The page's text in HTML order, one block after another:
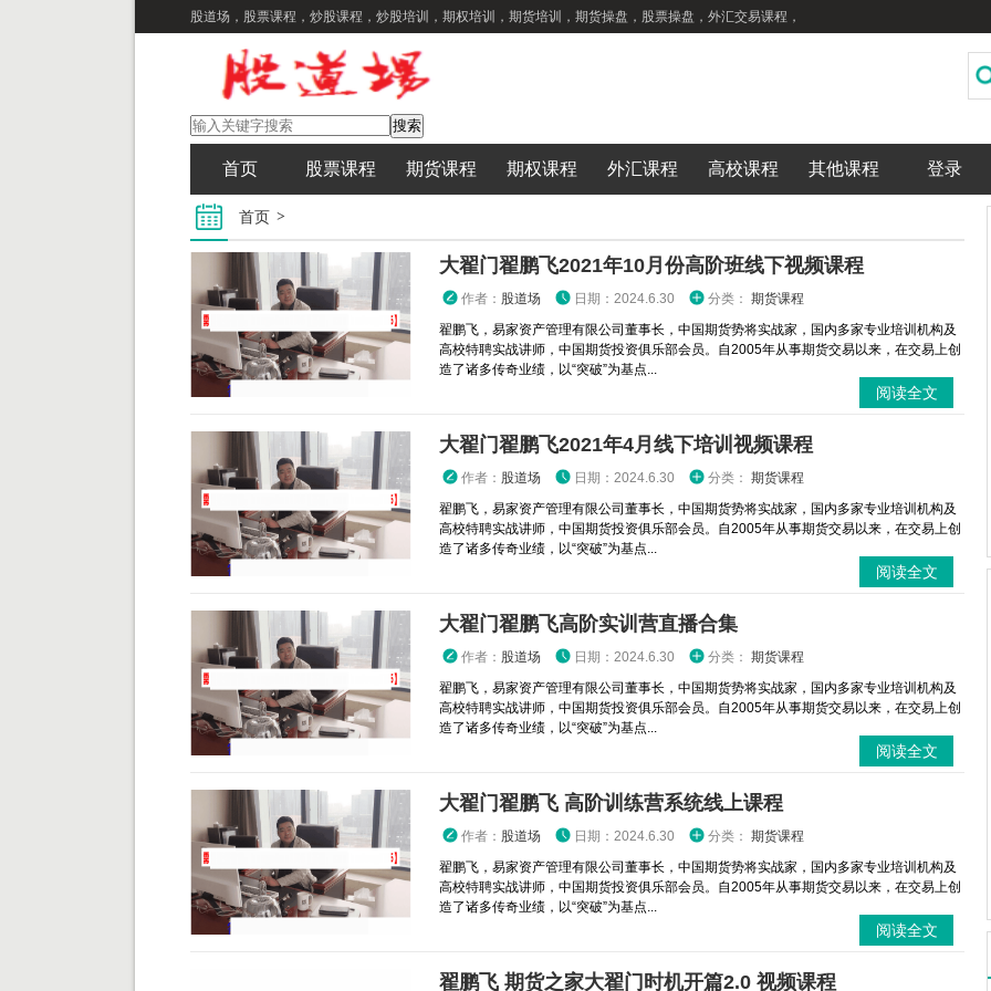
股道场，股票课程，炒股课程，炒股培训，期权培训，期货培训，期货操盘，股票操盘，外汇交易课程，
首页 股票课程 期货课程 期权课程 外汇课程 高校课程 其他课程 登录
首页
大翟门翟鹏飞2021年10月份高阶班线下视频课程
作者： 股道场 日期：2024.6.30 分类： 期货课程
翟鹏飞，易家资产管理有限公司董事长，中国期货势将实战家，国内多家专业培训机构及
高校特聘实战讲师，中国期货投资俱乐部会员。自2005年从事期货交易以来，在交易上创
造了诸多传奇业绩，以“突破”为基点...
阅读全文
大翟门翟鹏飞2021年4月线下培训视频课程
作者： 股道场 日期：2024.6.30 分类： 期货课程
翟鹏飞，易家资产管理有限公司董事长，中国期货势将实战家，国内多家专业培训机构及
高校特聘实战讲师，中国期货投资俱乐部会员。自2005年从事期货交易以来，在交易上创
造了诸多传奇业绩，以“突破”为基点...
阅读全文
大翟门翟鹏飞高阶实训营直播合集
作者： 股道场 日期：2024.6.30 分类： 期货课程
翟鹏飞，易家资产管理有限公司董事长，中国期货势将实战家，国内多家专业培训机构及
高校特聘实战讲师，中国期货投资俱乐部会员。自2005年从事期货交易以来，在交易上创
造了诸多传奇业绩，以“突破”为基点...
阅读全文
大翟门翟鹏飞 高阶训练营系统线上课程
作者： 股道场 日期：2024.6.30 分类： 期货课程
翟鹏飞，易家资产管理有限公司董事长，中国期货势将实战家，国内多家专业培训机构及
高校特聘实战讲师，中国期货投资俱乐部会员。自2005年从事期货交易以来，在交易上创
造了诸多传奇业绩，以“突破”为基点...
阅读全文
翟鹏飞 期货之家大翟门时机开篇2.0 视频课程